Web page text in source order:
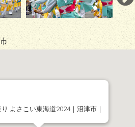
よさこい東海道2024｜沼津市｜